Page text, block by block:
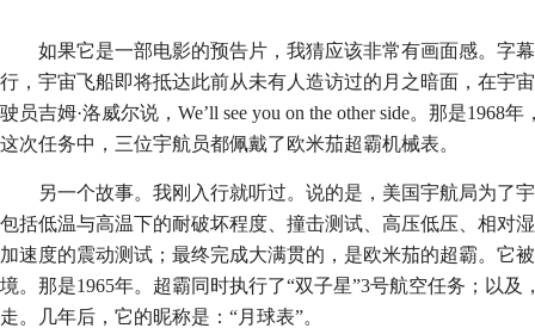
如果它是一部电影的预告片，我猜应该非常有画面感。字
行，宇宙飞船即将抵达此前从未有人造访过的月之暗面，在宇
驶员吉姆·洛威尔说，We’ll see you on the other side。那是
这次任务中，三位宇航员都佩戴了欧米茄超霸机械表。
另一个故事。我刚入行就听过。说的是，美国宇航局为了
包括低温与高温下的耐破坏程度、撞击测试、高压低压、相对
加速度的震动测试；最终完成大满贯的，是欧米茄的超霸。它
境。那是1965年。超霸同时执行了“双子星”3号航空任务；以
走。几年后，它的昵称是：“月球表”。